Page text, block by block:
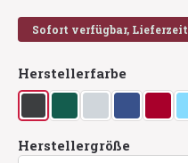
Sofort verfügbar,
Herstellerfarbe
dunkelgrau
grünkaltgrau
navyrot
Herstellergröße